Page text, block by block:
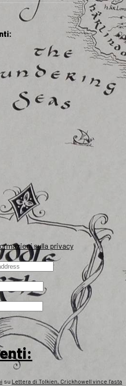
sulla privacy
su Lettera di Tolkien, Crickhowell vince l’asta